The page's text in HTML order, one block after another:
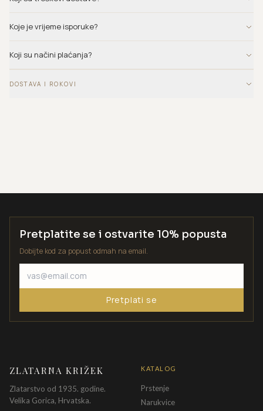
Koje je vrijeme isporuke?
Koji su načini plaćanja?
DOSTAVA I ROKOVI
Pretplatite se i ostvarite 10% popusta
Dobijte kod za popust odmah na email.
Pretplati se
ZLATARNA KRIŽEK
Zlatarstvo od 1935. godine.
Velika Gorica, Hrvatska.
KATALOG
Prstenje
Narukvice